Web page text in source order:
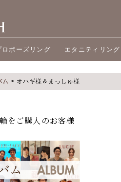
ロポーズリング エタニティリング
ム > オハギ様＆まっしゅ様
をご購入のお客様